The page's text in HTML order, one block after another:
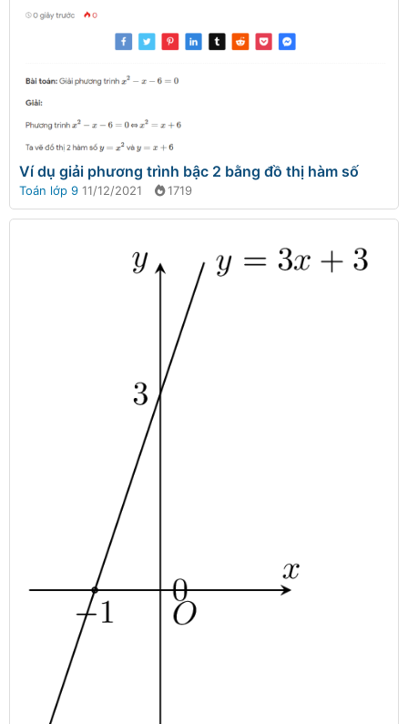
Ví dụ giải phương trình bậc 2 bằng đồ thị hàm số
Toán lớp 9 11/12/2021 1719